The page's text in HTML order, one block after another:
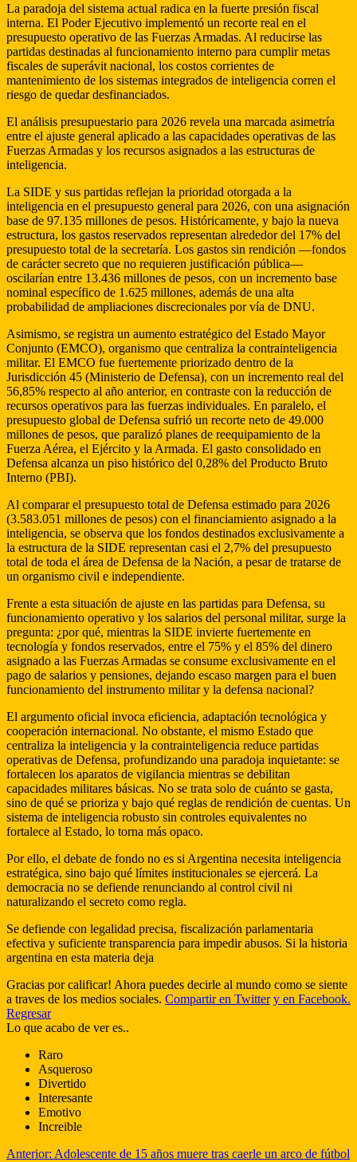
La paradoja del sistema actual radica en la fuerte presión fiscal
interna. El Poder Ejecutivo implementó un recorte real en el
presupuesto operativo de las Fuerzas Armadas. Al reducirse las
partidas destinadas al funcionamiento interno para cumplir metas
fiscales de superávit nacional, los costos corrientes de
mantenimiento de los sistemas integrados de inteligencia corren el
riesgo de quedar desfinanciados.
El análisis presupuestario para 2026 revela una marcada asimetría
entre el ajuste general aplicado a las capacidades operativas de las
Fuerzas Armadas y los recursos asignados a las estructuras de
inteligencia.
La SIDE y sus partidas reflejan la prioridad otorgada a la
inteligencia en el presupuesto general para 2026, con una asignación
base de 97.135 millones de pesos. Históricamente, y bajo la nueva
estructura, los gastos reservados representan alrededor del 17% del
presupuesto total de la secretaría. Los gastos sin rendición —fondos
de carácter secreto que no requieren justificación pública—
oscilarían entre 13.436 millones de pesos, con un incremento base
nominal específico de 1.625 millones, además de una alta
probabilidad de ampliaciones discrecionales por vía de DNU.
Asimismo, se registra un aumento estratégico del Estado Mayor
Conjunto (EMCO), organismo que centraliza la contrainteligencia
militar. El EMCO fue fuertemente priorizado dentro de la
Jurisdicción 45 (Ministerio de Defensa), con un incremento real del
56,85% respecto al año anterior, en contraste con la reducción de
recursos operativos para las fuerzas individuales. En paralelo, el
presupuesto global de Defensa sufrió un recorte neto de 49.000
millones de pesos, que paralizó planes de reequipamiento de la
Fuerza Aérea, el Ejército y la Armada. El gasto consolidado en
Defensa alcanza un piso histórico del 0,28% del Producto Bruto
Interno (PBI).
Al comparar el presupuesto total de Defensa estimado para 2026
(3.583.051 millones de pesos) con el financiamiento asignado a la
inteligencia, se observa que los fondos destinados exclusivamente a
la estructura de la SIDE representan casi el 2,7% del presupuesto
total de toda el área de Defensa de la Nación, a pesar de tratarse de
un organismo civil e independiente.
Frente a esta situación de ajuste en las partidas para Defensa, su
funcionamiento operativo y los salarios del personal militar, surge la
pregunta: ¿por qué, mientras la SIDE invierte fuertemente en
tecnología y fondos reservados, entre el 75% y el 85% del dinero
asignado a las Fuerzas Armadas se consume exclusivamente en el
pago de salarios y pensiones, dejando escaso margen para el buen
funcionamiento del instrumento militar y la defensa nacional?
El argumento oficial invoca eficiencia, adaptación tecnológica y
cooperación internacional. No obstante, el mismo Estado que
centraliza la inteligencia y la contrainteligencia reduce partidas
operativas de Defensa, profundizando una paradoja inquietante: se
fortalecen los aparatos de vigilancia mientras se debilitan
capacidades militares básicas. No se trata solo de cuánto se gasta,
sino de qué se prioriza y bajo qué reglas de rendición de cuentas. Un
sistema de inteligencia robusto sin controles equivalentes no
fortalece al Estado, lo torna más opaco.
Por ello, el debate de fondo no es si Argentina necesita inteligencia
estratégica, sino bajo qué límites institucionales se ejercerá. La
democracia no se defiende renunciando al control civil ni
naturalizando el secreto como regla.
Se defiende con legalidad precisa, fiscalización parlamentaria
efectiva y suficiente transparencia para impedir abusos. Si la historia
argentina en esta materia deja
Gracias por calificar! Ahora puedes decirle al mundo como se siente
a traves de los medios sociales. Compartir en Twitter y en Facebook.
Regresar
Lo que acabo de ver es..
Raro
Asqueroso
Divertido
Interesante
Emotivo
Increible
Anterior: Adolescente de 15 años muere tras caerle un arco de fútbol